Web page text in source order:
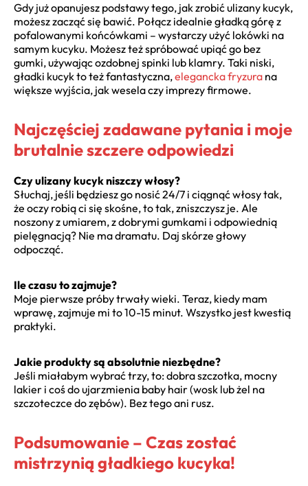
Gdy już opanujesz podstawy tego, jak zrobić ulizany kucyk,
możesz zacząć się bawić. Połącz idealnie gładką górę z
pofalowanymi końcówkami – wystarczy użyć lokówki na
samym kucyku. Możesz też spróbować upiąć go bez
gumki, używając ozdobnej spinki lub klamry. Taki niski,
gładki kucyk to też fantastyczna,elegancka fryzura na
większe wyjścia, jak wesela czy imprezy firmowe.
Najczęściej zadawane pytania i moje
brutalnie szczere odpowiedzi
Czy ulizany kucyk niszczy włosy?
Słuchaj, jeśli będziesz go nosić 24/7 i ciągnąć włosy tak,
że oczy robią ci się skośne, to tak, zniszczysz je. Ale
noszony z umiarem, z dobrymi gumkami i odpowiednią
pielęgnacją? Nie ma dramatu. Daj skórze głowy
odpocząć.
Ile czasu to zajmuje?
Moje pierwsze próby trwały wieki. Teraz, kiedy mam
wprawę, zajmuje mi to 10-15 minut. Wszystko jest kwestią
praktyki.
Jakie produkty są absolutnie niezbędne?
Jeśli miałabym wybrać trzy, to: dobra szczotka, mocny
lakier i coś do ujarzmienia baby hair (wosk lub żel na
szczoteczce do zębów). Bez tego ani rusz.
Podsumowanie – Czas zostać
mistrzynią gładkiego kucyka!